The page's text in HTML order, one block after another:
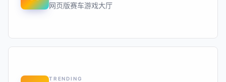
网页版赛车游戏大厅
TRENDING